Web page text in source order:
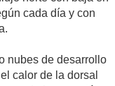
cada día y con
nubes de desarrollo
calor de la dorsal